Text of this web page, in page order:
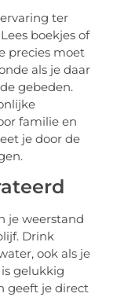
ter
boekjes of
precies moet
als je daar
gebeden.
familie en
je door de
je weerstand
Drink
ook als je
gelukkig
geeft je direct